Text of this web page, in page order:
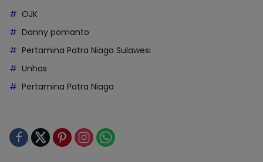
OJK
Danny pomanto
Pertamina Patra Niaga Sulawesi
Unhas
Pertamina Patra Niaga